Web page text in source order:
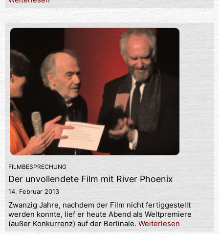
FILMBESPRECHUNG
Der unvollendete Film mit River Phoenix
14. Februar 2013
Zwanzig Jahre, nachdem der Film nicht fertiggestellt
werden konnte, lief er heute Abend als Weltpremiere
(außer Konkurrenz) auf der Berlinale. Weiterlesen